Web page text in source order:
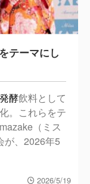
テーマにし
発酵飲料として
。これらをテ
（ミス
が、2026年5
2026/5/19